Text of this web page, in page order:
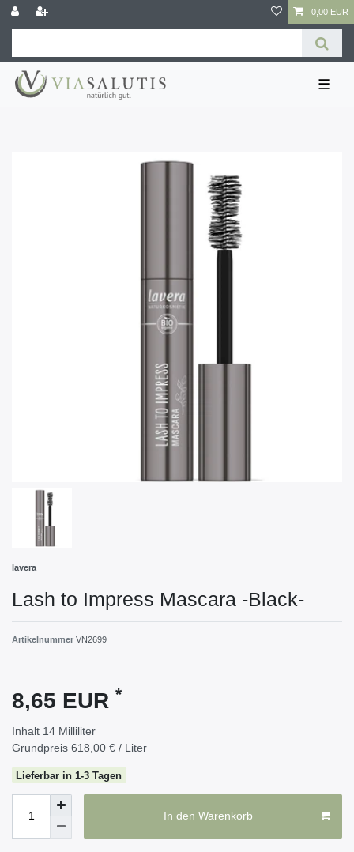
0,00 EUR
☰
lavera
Lash to Impress Mascara -Black-
Artikelnummer VN2699
8,65 EUR *
Inhalt 14 Milliliter
Grundpreis 618,00 € / Liter
Lieferbar in 1-3 Tagen
In den Warenkorb